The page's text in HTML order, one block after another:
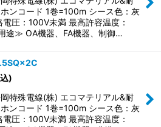
ンコード 1巻=100m シース色：灰
圧：100V未満 最高許容温度：
≫ OA機器、FA機器、制御…
)
特殊電線(株) エコマテリアル&耐
ンコード 1巻=100m シース色：灰
圧：100V未満 最高許容温度：